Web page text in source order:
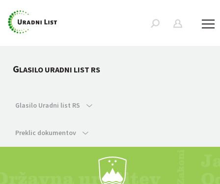
GLASILO URADNI LIST RS
Glasilo Uradni list RS
Preklic dokumentov